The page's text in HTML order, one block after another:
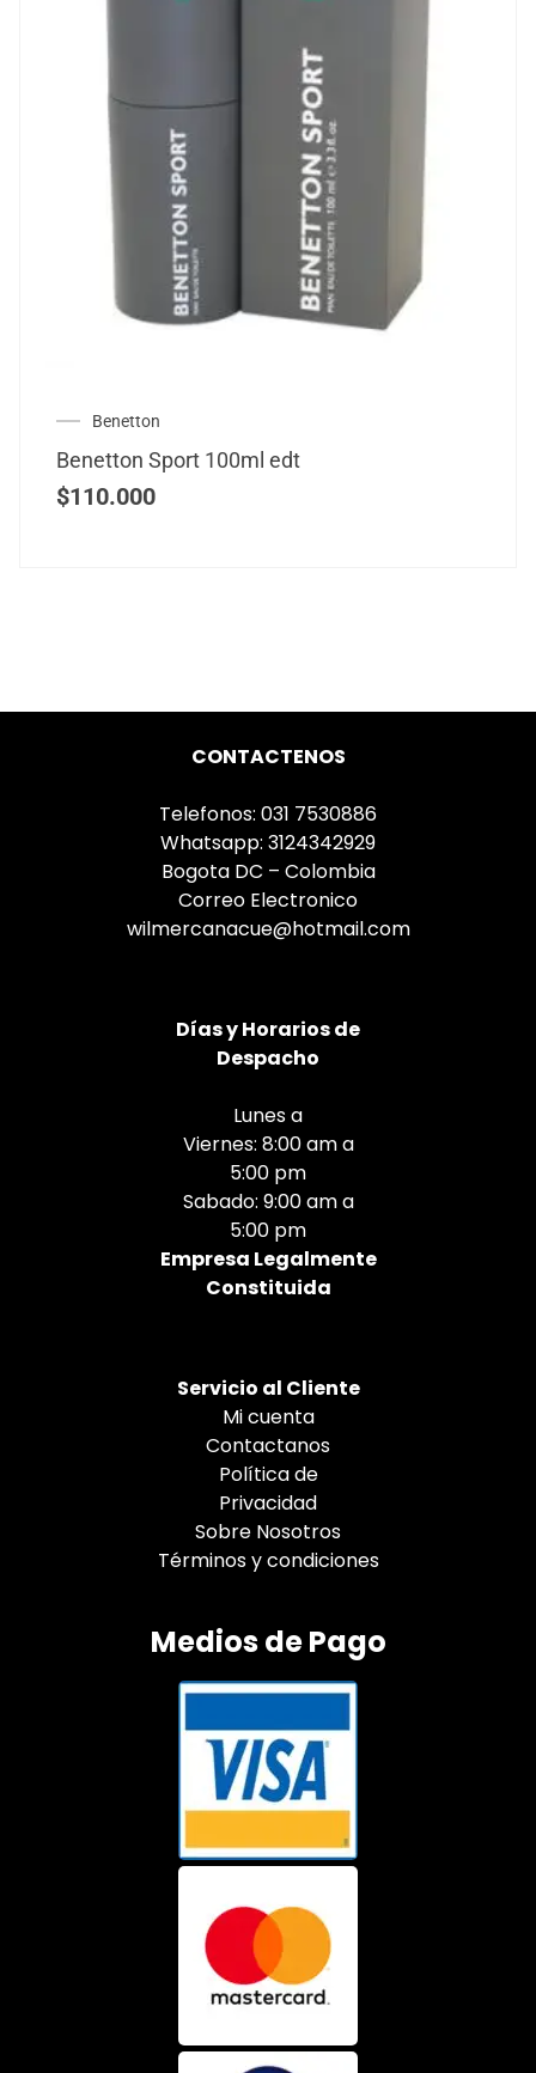
Benetton
Benetton Sport 100ml edt
$110.000
CONTACTENOS
Telefonos: 031 7530886
Whatsapp: 3124342929
Bogota DC – Colombia
Correo Electronico
wilmercanacue@hotmail.com
Díasy Horarios de
Despacho
Lunes a
Viernes: 8:00 am a
5:00 pm
Sabado: 9:00 am a
5:00 pm
Empresa Legalmente
Constituida
Servicio al Cliente
Mi cuenta
Contactanos
Política de
Privacidad
Sobre Nosotros
Términos y condiciones
Medios de Pago